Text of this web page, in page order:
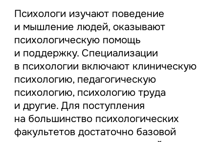
Психологи изучают поведение
и мышление людей, оказывают
психологическую помощь
и поддержку. Специализации
в психологии включают клиническую
психологию, педагогическую
психологию, психологию труда
и другие. Для поступления
на большинство психологических
факультетов достаточно базовой